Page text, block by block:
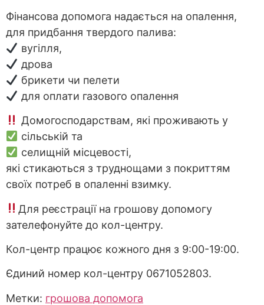
Фінансова допомога надається на опалення,
для придбання твердого палива:
вугілля,
дрова
брикети чи пелети
для оплати газового опалення
Домогосподарствам, які проживають у
сільській та
селищній місцевості,
які стикаються з труднощами з покриттям
своїх потреб в опаленні взимку.
Для реєстрації на грошову допомогу
зателефонуйте до кол-центру.
Кол-центр працює кожного дня з 9:00-19:00.
Єдиний номер кол-центру 0671052803.
Метки: грошова допомога